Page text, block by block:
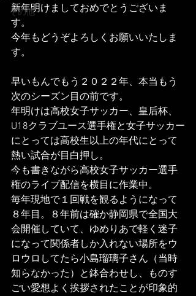
その他
新年明けましておめでとうございま
す。
今年もどうぞよろしくお願いいたしま
す。
早いもんでもう２０２２年、本当もう
次のシーズン目の前です。
年明けは高校女子サッカー、皇后杯、
U18クラブユース選手権と女子サッカー
にとっては高校生以上の年代にとって
熱い試合が目白押し。
今も書きながら高校女子サッカー選手
権のライブ配信を横目に作業中。
毎年現地で１回戦を観るようになって
８年目。８年前は確か静岡県で全国大
会開催していて、ゆめりあで軽く迷子
になって関係者しか入れない場所をウ
ロウロしてたら小島瑠璃子さん（当時
知らなかった）と鉢合わせし、ものす
ごい愛想よく挨拶されたことが印象的